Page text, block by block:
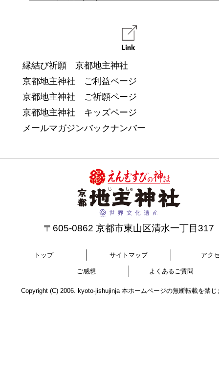
縁結び祈願 京都地主神社
京都地主神社 ご利益ページ
京都地主神社 ご祈願ページ
京都地主神社 キッズページ
メールマガジンバックナンバー
〒605-0862 京都市東山区清水一丁目317
トップ サイトマップ アク
ご感想 よくあるご質問
Copyright (C) 2006. kyoto-jishujinja 本ホームページの無断転載を禁じ